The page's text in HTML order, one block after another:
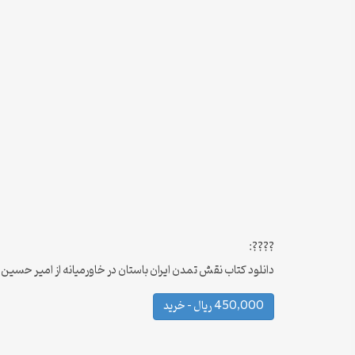
????:
دانلود کتاب نقش تمدن ایران باستان در خاورمیانه از امیر
450,000 ریال – خرید